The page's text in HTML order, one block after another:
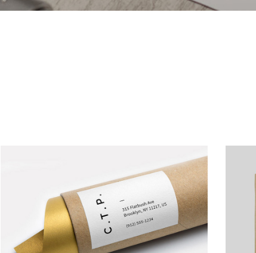
Art Breakfast